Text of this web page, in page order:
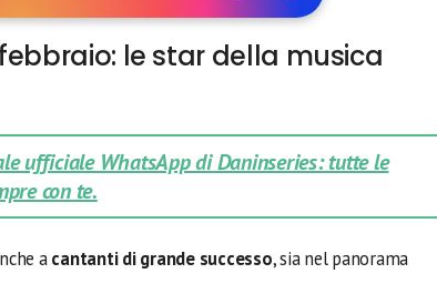
le star della musica
ufficiale WhatsApp di Daninseries: tutte le
con te.
acantanti di grande successo, sia nel panorama